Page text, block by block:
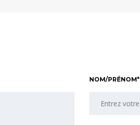
NOM/PRÉNOM*